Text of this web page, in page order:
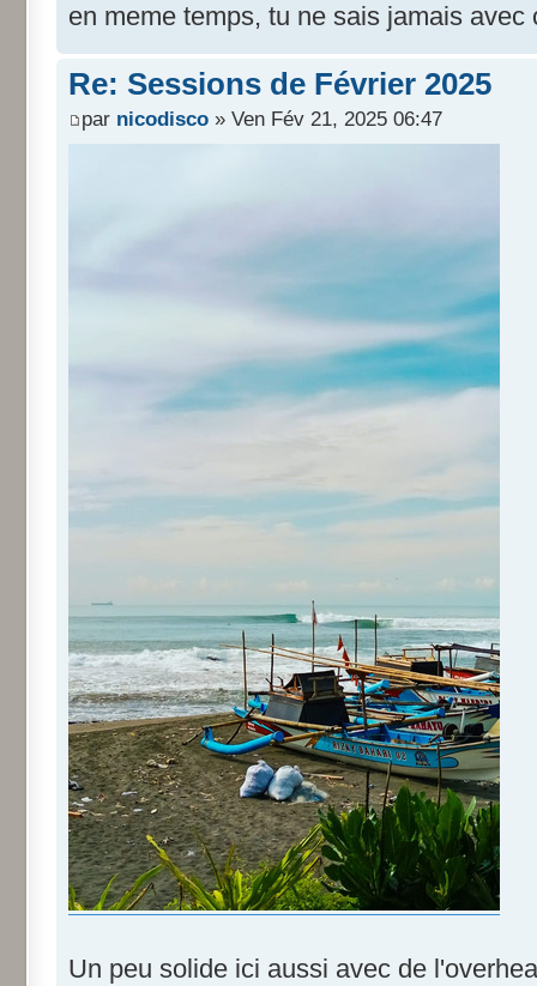
en meme temps, tu ne sais jamais avec
Re: Sessions de Février 2025
par nicodisco » Ven Fév 21, 2025 06:47
Un peu solide ici aussi avec de